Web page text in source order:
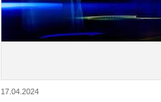
17.04.2024